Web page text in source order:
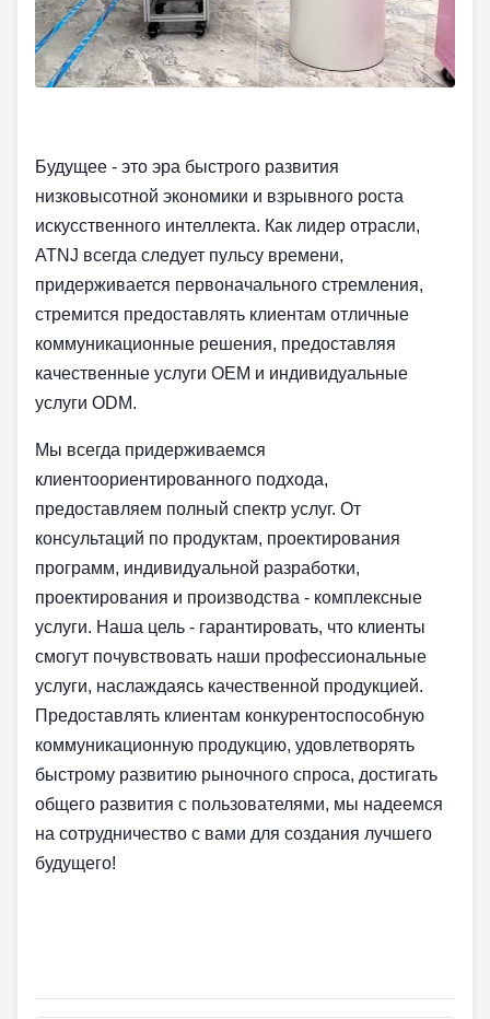
Будущее - это эра быстрого развития
низковысотной экономики и взрывного роста
искусственного интеллекта. Как лидер отрасли,
ATNJ всегда следует пульсу времени,
придерживается первоначального стремления,
стремится предоставлять клиентам отличные
коммуникационные решения, предоставляя
качественные услуги OEM и индивидуальные
услуги ODM.
Мы всегда придерживаемся
клиентоориентированного подхода,
предоставляем полный спектр услуг. От
консультаций по продуктам, проектирования
программ, индивидуальной разработки,
проектирования и производства - комплексные
услуги. Наша цель - гарантировать, что клиенты
смогут почувствовать наши профессиональные
услуги, наслаждаясь качественной продукцией.
Предоставлять клиентам конкурентоспособную
коммуникационную продукцию, удовлетворять
быстрому развитию рыночного спроса, достигать
общего развития с пользователями, мы надеемся
на сотрудничество с вами для создания лучшего
будущего!